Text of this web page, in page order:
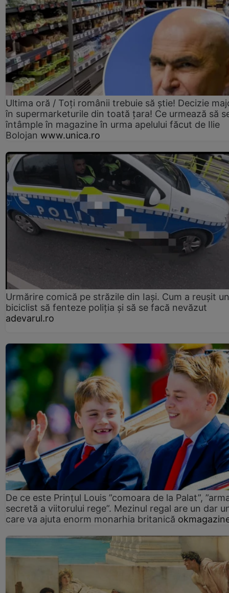
Ultima oră / Toți românii trebuie să știe! Decizie
în supermarketurile din toată țara! Ce urmează să
întâmple în magazine în urma apelului făcut de Ilie
Bolojan www.unica.ro
Urmărire comică pe străzile din Iași. Cum a reușit un
biciclist să fenteze poliția și să se facă nevăzut
adevarul.ro
De ce este Prințul Louis ”comoara de la Palat”,
secretă a viitorului rege”. Mezinul regal are un dar
care va ajuta enorm monarhia britanică